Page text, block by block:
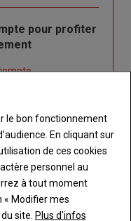
pour profiter
passe
le bon fonctionnement
En cliquant sur
de ces cookies
personnel au
à tout moment
« Modifier mes
site. Plus d'infos